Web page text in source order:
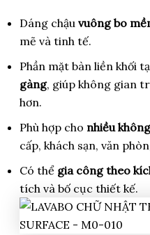
Dáng chậu vuông bo
mẽ và tinh tế.
Phần mặt bàn liền khối
gàng, giúp không gian
hơn.
Phù hợp cho nhiều
cấp, khách sạn, văn
Có thể gia công theo
tích và bố cục thiết kế.